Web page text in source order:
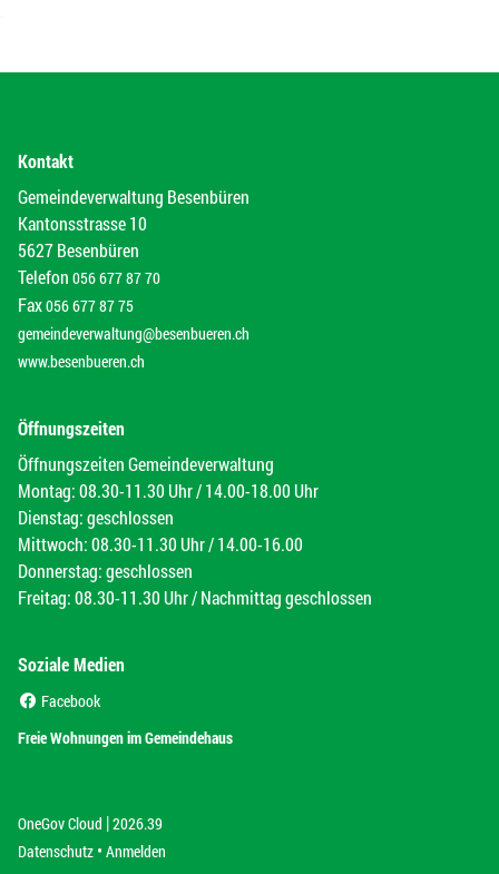
Kontakt
Gemeindeverwaltung Besenbüren
Kantonsstrasse 10
5627 Besenbüren
Telefon 056 677 87 70
Fax056 677 87 75
gemeindeverwaltung@besenbueren.ch
www.besenbueren.ch
Öffnungszeiten
Öffnungszeiten Gemeindeverwaltung
Montag: 08.30-11.30 Uhr / 14.00-18.00 Uhr
Dienstag: geschlossen
Mittwoch: 08.30-11.30 Uhr / 14.00-16.00
Donnerstag: geschlossen
Freitag: 08.30-11.30 Uhr / Nachmittag geschlossen
Soziale Medien
Facebook
Freie Wohnungen im Gemeindehaus
OneGov Cloud (External Link)
|2026.39
Datenschutz (External Link)
Anmelden